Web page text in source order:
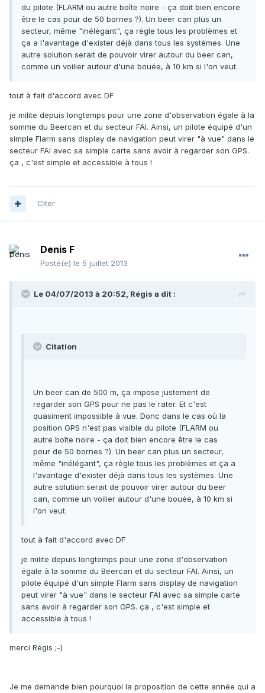
du pilote (FLARM ou autre boîte noire - ça doit bien encore
être le cas pour de 50 bornes ?). Un beer can plus un
secteur, même "inélégant", ça règle tous les problèmes et
ça a l'avantage d'exister déjà dans tous les systèmes. Une
autre solution serait de pouvoir virer autour du beer can,
comme un voilier autour d'une bouée, à 10 km si l'on veut.
tout à fait d'accord avec DF
je milite depuis longtemps pour une zone d'observation égale à la
somme du Beercan et du secteur FAI. Ainsi, un pilote équipé d'un
simple Flarm sans display de navigation peut virer "à vue" dans le
secteur FAI avec sa simple carte sans avoir à regarder son GPS.
ça , c'est simple et accessible à tous !
Citer
Denis F
Posté(e) le 5 juillet 2013
Le 04/07/2013 à 20:52, Régis a dit :
Citation
Un beer can de 500 m, ça impose justement de
regarder son GPS pour ne pas le rater. Et c'est
quasiment impossible à vue. Donc dans le cas où la
position GPS n'est pas visible du pilote (FLARM ou
autre boîte noire - ça doit bien encore être le cas
pour de 50 bornes ?). Un beer can plus un secteur,
même "inélégant", ça règle tous les problèmes et ça a
l'avantage d'exister déjà dans tous les systèmes. Une
autre solution serait de pouvoir virer autour du beer
can, comme un voilier autour d'une bouée, à 10 km si
l'on veut.
tout à fait d'accord avec DF
je milite depuis longtemps pour une zone d'observation
égale à la somme du Beercan et du secteur FAI. Ainsi, un
pilote équipé d'un simple Flarm sans display de navigation
peut virer "à vue" dans le secteur FAI avec sa simple carte
sans avoir à regarder son GPS. ça , c'est simple et
accessible à tous !
merci Régis ;-)
Je me demande bien pourquoi la proposition de cette année qui a